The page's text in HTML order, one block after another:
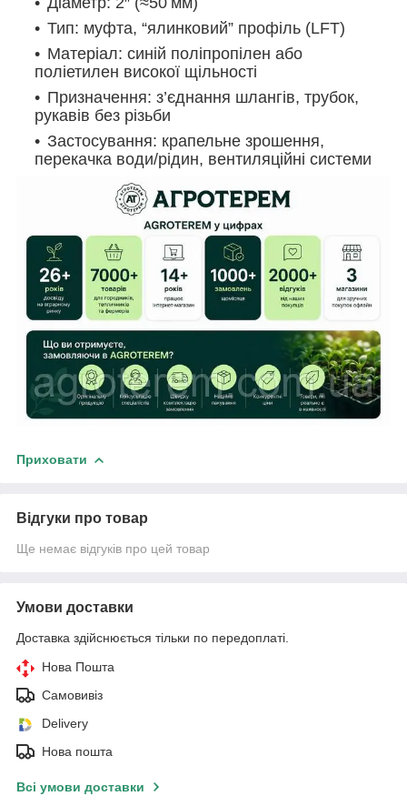
Тип: муфта, “ялинковий” профіль (LFT)
Матеріал: синій поліпропілен або
поліетилен високої щільності
Призначення: з’єднання шлангів, трубок,
рукавів без різьби
Застосування: крапельне зрошення,
перекачка води/рідин, вентиляційні системи
Приховати
Відгуки про товар
Ще немає відгуків про цей товар
Умови доставки
Доставка здійснюється тільки по передоплаті.
Нова Пошта
Самовивіз
Delivery
Нова пошта
Всі умови доставки